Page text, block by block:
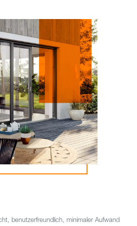
benutzerfreundlich, minimaler Aufwand